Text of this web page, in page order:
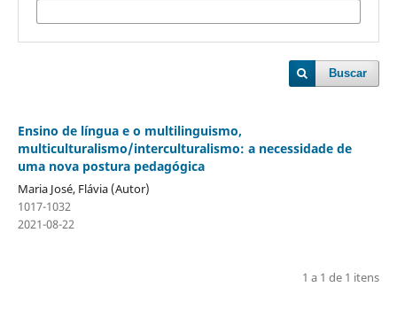
Buscar
Ensino de língua e o multilinguismo,
multiculturalismo/interculturalismo: a necessidade de
uma nova postura pedagógica
Maria José, Flávia (Autor)
1017-1032
2021-08-22
1 a 1 de 1 itens